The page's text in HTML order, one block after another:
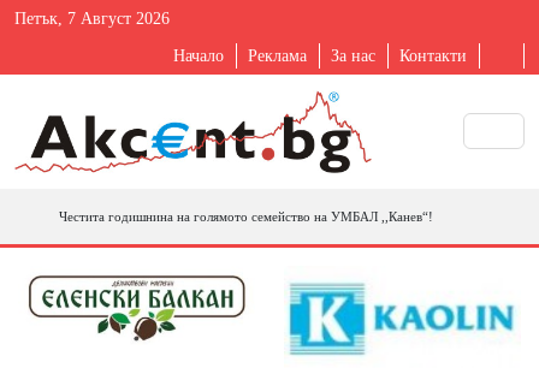
Петък, 7 Август 2026
Начало Реклама За нас Контакти
Честита годишнина на голямото семейство на УМБАЛ ,,Канев“!